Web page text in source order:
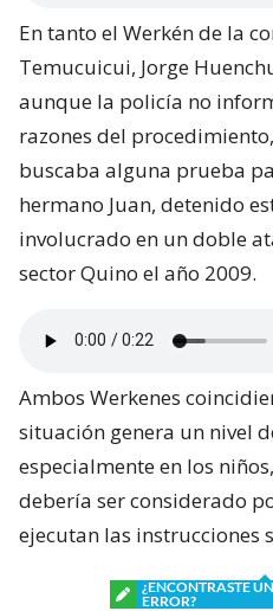
En tanto el Werkén de la
Temucuicui, Jorge
aunque la policía no
razones del
buscaba alguna prueba
hermano Juan, detenido
involucrado en un doble
sector Quino el año 2009.
Ambos Werkenes
situación genera un nivel
especialmente en los
debería ser considerado
ejecutan las instrucciones
¿ENCONTRASTE UN
ERROR?